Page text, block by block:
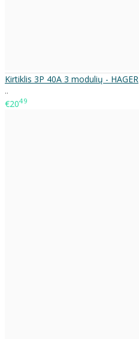
Kirtiklis 3P 40A 3 modulių - HAGER
..
€2049